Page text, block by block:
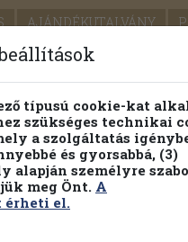
AJÁNDÉKUTALVÁNY
FENNTARTHATÓ
kereső Témaköri fa
típusú cookie-kat
szükséges technikai
a szolgáltatás
és gyorsabbá, (3)
alapján személyre
meg Önt. A
érheti el.